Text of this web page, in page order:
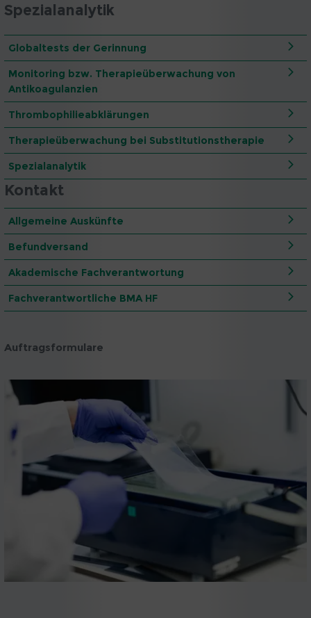
Spezialanalytik
Globaltests der Gerinnung
Monitoring bzw. Therapieüberwachung von
Antikoagulanzien
Thrombophilieabklärungen
Therapieüberwachung bei Substitutionstherapie
Spezialanalytik
Kontakt
Allgemeine Auskünfte
Befundversand
Akademische Fachverantwortung
Fachverantwortliche BMA HF
Auftragsformulare